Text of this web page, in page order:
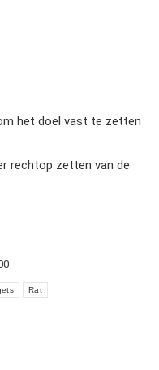
het doel vast te zetten
rechtop zetten van de
Rat